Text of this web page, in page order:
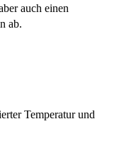
auch einen
ab.
Temperatur und